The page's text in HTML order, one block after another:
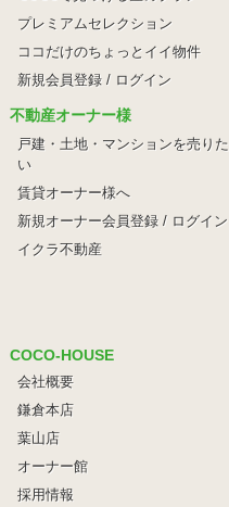
プレミアムセレクション
ココだけのちょっとイイ物件
新規会員登録 / ログイン
不動産オーナー様
戸建・土地・マンションを売りた
い
賃貸オーナー様へ
新規オーナー会員登録 / ログイン
イクラ不動産
COCO-HOUSE
会社概要
鎌倉本店
葉山店
オーナー館
採用情報